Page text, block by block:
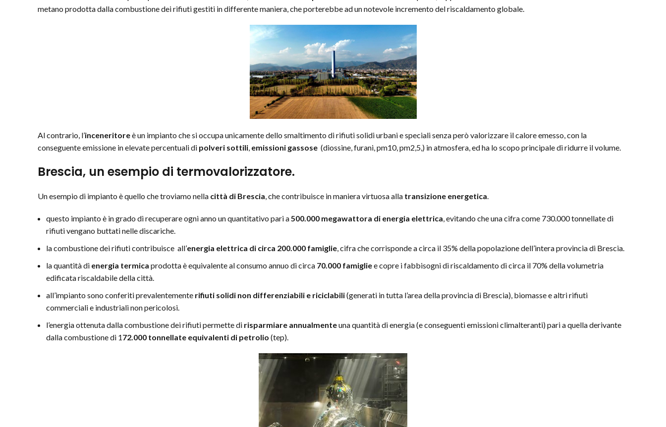
metano prodotta dalla combustione dei rifiuti gestiti in differente maniera, che porterebbe ad un notevole incremento del riscaldamento globale.
Al contrario, l’inceneritoreè un impianto che si occupa unicamente dello smaltimento di rifiuti solidi urbani e speciali senza però valorizzare il calore emesso, con la
conseguente emissione in elevate percentuali di polveri sottili, emissioni gassose (diossine, furani, pm10, pm2,5,) in atmosfera, ed ha lo scopo principale di ridurre il volume.
Brescia, un esempio di termovalorizzatore.
Un esempio di impianto è quello che troviamo nella città di Brescia, che contribuisce in maniera virtuosa alla transizione energetica.
questo impianto è in grado di recuperare ogni anno un quantitativo pari a500.000 megawattora di energia elettrica, evitando che una cifra come 730.000 tonnellate di
rifiuti vengano buttati nelle discariche.
la combustione dei rifiuti contribuisce all’energia elettrica di circa 200.000 famiglie, cifra che corrisponde a circa il 35% della popolazione dell’intera provincia di Brescia.
la quantità di energia termica prodotta è equivalente al consumo annuo di circa 70.000 famigliee copre i fabbisogni di riscaldamento di circa il 70% della volumetria
edificata riscaldabile della città.
all’impianto sono conferiti prevalentemente rifiuti solidi non differenziabili e riciclabili(generati in tutta l’area della provincia di Brescia), biomasse e altri rifiuti
commerciali e industriali non pericolosi.
l’energia ottenuta dalla combustione dei rifiuti permette di risparmiare annualmenteuna quantità di energia (e conseguenti emissioni climalteranti) pari a quella derivante
dalla combustione di 172.000 tonnellate equivalenti di petrolio (tep).